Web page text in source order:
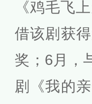
《鸡毛飞
借该剧获
奖；6月，
剧《我的